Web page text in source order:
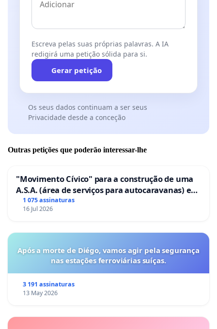
Escreva pelas suas próprias palavras. A IA
redigirá uma petição sólida para si.
Gerar petição
Os seus dados continuam a ser seus
Privacidade desde a conceção
Outras petições que poderão interessar-lhe
"Movimento Cívico" para a construção de uma
A.S.A. (área de serviços para autocaravanas) em
Coimbra
1 075 assinaturas
16 Jul 2026
Após a morte de Diégo, vamos agir pela segurança
nas estações ferroviárias suíças.
3 191 assinaturas
13 May 2026